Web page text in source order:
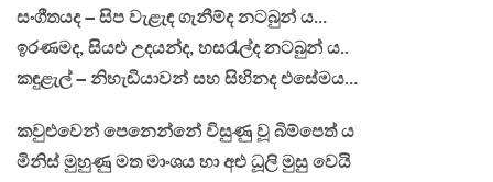
සංගීතයද – සිප වැළැඳ ගැනීම්ද නටබුන් ය…
ඉරණමද, සියළු උදයන්ද, හසරැල්ද නටබුන් ය..
කඳුළැල් – නිහැඬියාවන් සහ සිහිනද එසේමය…
කවුළුවෙන් පෙනෙන්නේ විසුණු වූ බිම්පෙත් ය
මිනිස් මුහුණු මත මාංශය හා අළු ධූලි මුසු වෙයි